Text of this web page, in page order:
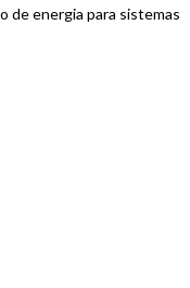
de energia para sistemas